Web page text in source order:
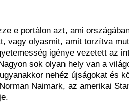
e portálon azt, ami
vagy olyasmit, amit torzítva
igénye vezetett az
sok olyan hely van a
nehéz újságokat és
Naimark, az amerikai